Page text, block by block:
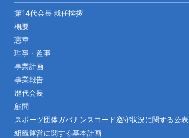
第14代会長 就任挨拶
概要
憲章
理事・監事
事業計画
事業報告
歴代会長
顧問
スポーツ団体ガバナンスコード遵守状況に関する公表
組織運営に関する基本計画